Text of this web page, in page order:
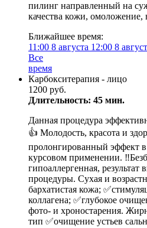
пилинг направленный на
качества кожи,
Ближайшее время:
11:00 8 августа 12:00 8
Все
время
Карбокситерапия - лицо
1200 руб.
Длительность: 45 мин.
Данная процедура
👍 Молодость, красота и
пролонгированный эффект
курсовом применении.
гипоаллергенная, результат
процедуры. Сухая и
бархатистая кожа;
коллагена; ✅глубокое
фото- и хроностарения.
тип ✅очищение устьев